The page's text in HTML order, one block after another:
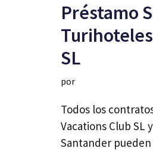
Préstamo
SL
por
Todos los
Vacations Club SL
Santander